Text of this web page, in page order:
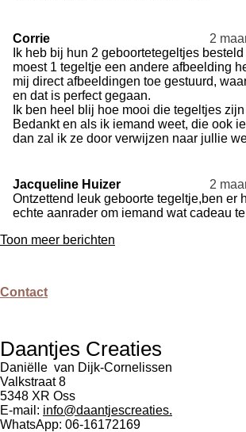
Corrie
2
Ik heb bij hun 2 geboortetegeltjes
moest 1 tegeltje een andere afbeelding
mij direct afbeeldingen toe gestuurd,
en dat is perfect gegaan.
Ik ben heel blij hoe mooi die tegeltjes
Bedankt en als ik iemand weet, die ook
dan zal ik ze door verwijzen naar jullie
Jacqueline Huizer
2
Ontzettend leuk geboorte tegeltje,ben er
echte aanrader om iemand wat cadeau
Toon meer berichten
Contact
Daantjes Creaties
Daniëlle van Dijk-Cornelissen
Valkstraat 8
5348 XR Oss
E-mail: info@daantjescreaties.
WhatsApp: 06-16172169